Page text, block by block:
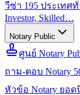
วีซ่า 195 ประเทศ
Investor, Skilled…
Notary Public
ศูนย์ Notary
ถาม-ตอบ Notary
หัวข้อ Notary ยอด